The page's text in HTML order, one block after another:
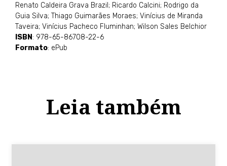
Renato Caldeira Grava Brazil; Ricardo Calcini; Rodrigo da
Guia Silva; Thiago Guimarães Moraes; Vinícius de Miranda
Taveira; Vinícius Pacheco Fluminhan; Wilson Sales Belchior
ISBN : 978-65-86708-22-6
Formato: ePub
Leia também